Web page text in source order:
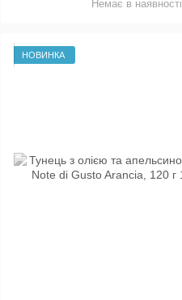
Немає в наявності
НОВИНКА